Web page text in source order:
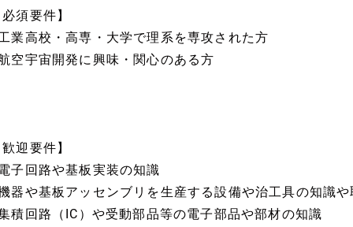
須要件】
業高校・高専・大学で理系を専攻された方
空宇宙開発に興味・関心のある方
迎要件】
子回路や基板実装の知識
器や基板アッセンブリを生産する設備や治工具の知識や
積回路（IC）や受動部品等の電子部品や部材の知識